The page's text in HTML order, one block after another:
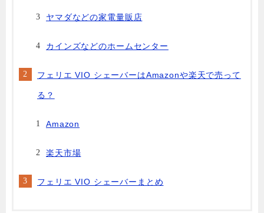
ヤマダなどの家電量販店
カインズなどのホームセンター
フェリエ VIO シェーバーはAmazonや楽天で売って
る？
Amazon
楽天市場
フェリエ VIO シェーバーまとめ